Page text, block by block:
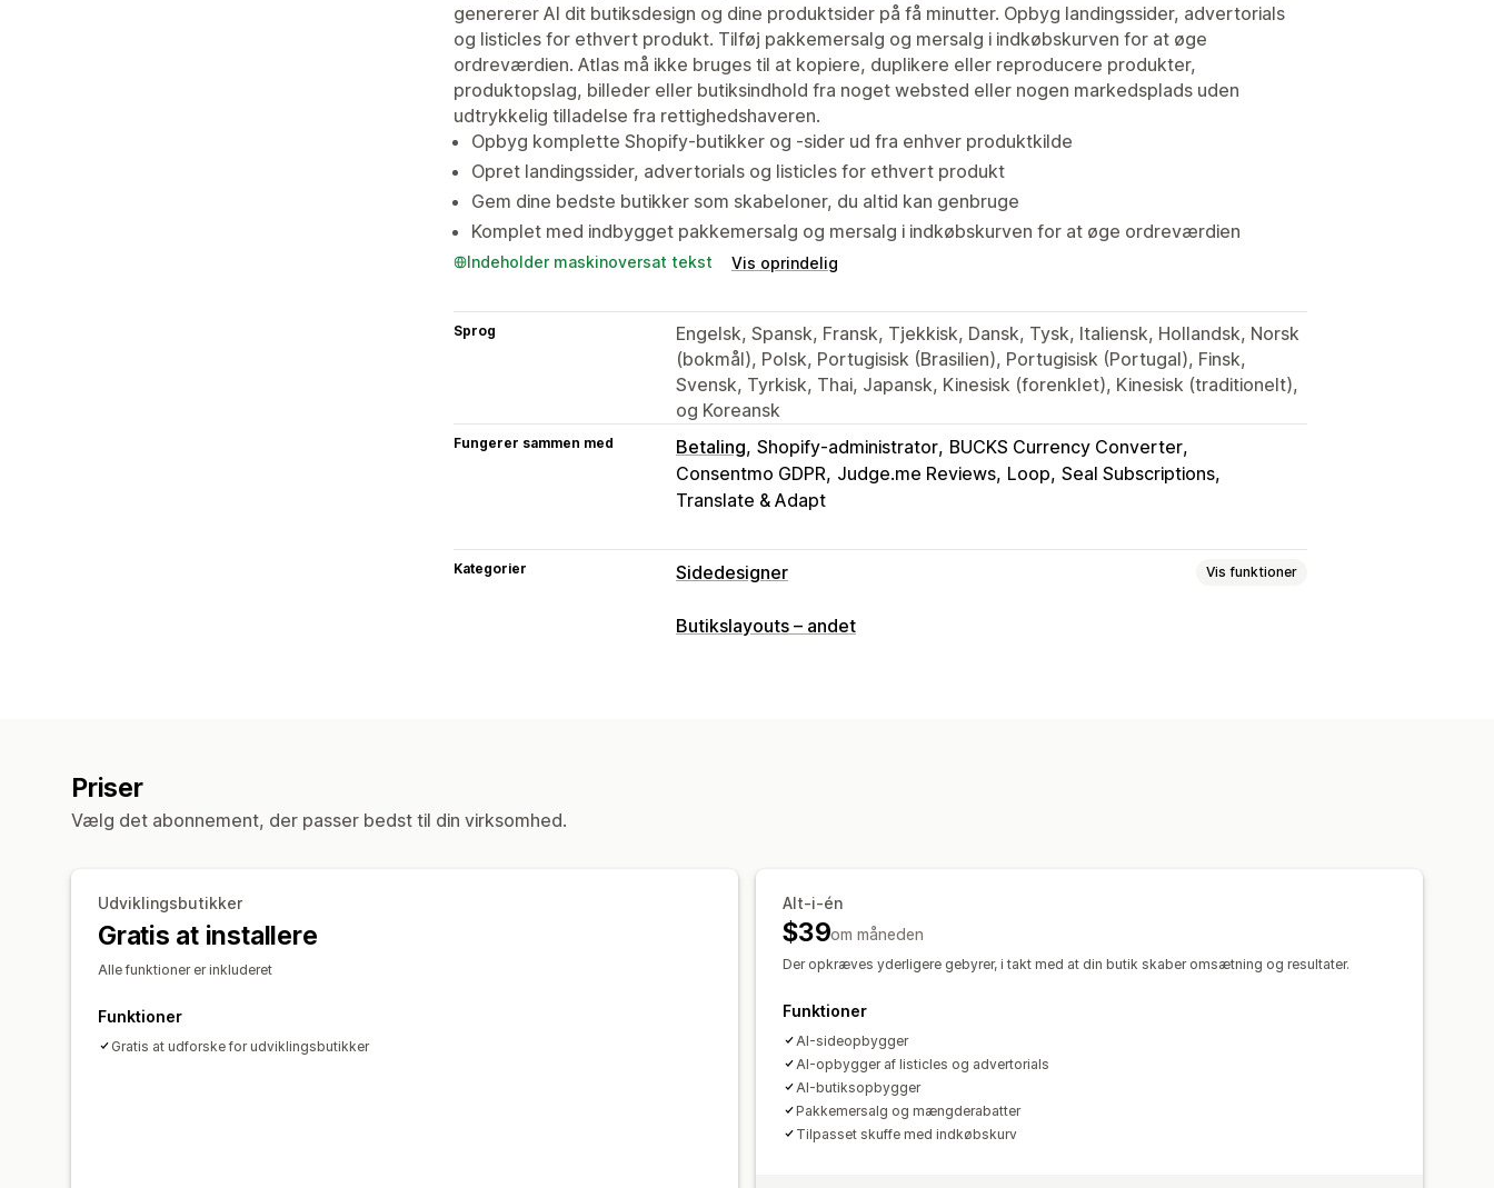
genererer AI dit butiksdesign og dine produktsider på få minutter. Opbyg landingssider, advertorials
og listicles for ethvert produkt. Tilføj pakkemersalg og mersalg i indkøbskurven for at øge
ordreværdien. Atlas må ikke bruges til at kopiere, duplikere eller reproducere produkter,
produktopslag, billeder eller butiksindhold fra noget websted eller nogen markedsplads uden
udtrykkelig tilladelse fra rettighedshaveren.
Opbyg komplette Shopify-butikker og -sider ud fra enhver produktkilde
Opret landingssider, advertorials og listicles for ethvert produkt
Gem dine bedste butikker som skabeloner, du altid kan genbruge
Komplet med indbygget pakkemersalg og mersalg i indkøbskurven for at øge ordreværdien
Indeholder maskinoversat tekst Vis oprindelig
Sprog
Engelsk, Spansk, Fransk, Tjekkisk, Dansk, Tysk, Italiensk, Hollandsk, Norsk
(bokmål), Polsk, Portugisisk (Brasilien), Portugisisk (Portugal), Finsk,
Svensk, Tyrkisk, Thai, Japansk, Kinesisk (forenklet), Kinesisk (traditionelt),
og Koreansk
Fungerer sammen med Betaling Shopify-administrator BUCKS Currency Converter
Consentmo GDPR Judge.me Reviews Loop Seal Subscriptions
Translate & Adapt
Kategorier Sidedesigner Vis funktioner
Sidetyper
Globale sektioner
Oversættelse Generering med kunstig intelligens
Dynamisk på mobil Indblik og tips
Aktivitetslogs
Butikslayouts – andet
Priser
Vælg det abonnement, der passer bedst til din virksomhed.
Udviklingsbutikker
Gratis at installere
Alle funktioner er inkluderet
Funktioner
Gratis at udforske for udviklingsbutikker
Alt-i-én
$39om måneden
Der opkræves yderligere gebyrer, i takt med at din butik skaber omsætning og resultater.
Funktioner
AI-sideopbygger
AI-opbygger af listicles og advertorials
AI-butiksopbygger
Pakkemersalg og mængderabatter
Tilpasset skuffe med indkøbskurv